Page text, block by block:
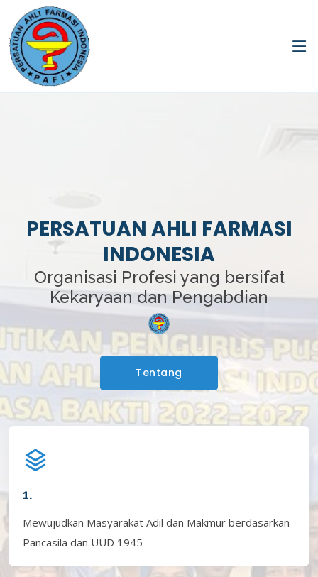
PERSATUAN AHLI FARMASI
INDONESIA
Organisasi Profesi yang bersifat
Kekaryaan dan Pengabdian
Tentang
1.
Mewujudkan Masyarakat Adil dan Makmur berdasarkan
Pancasila dan UUD 1945